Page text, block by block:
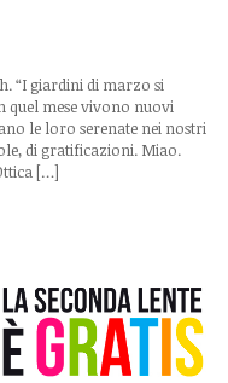
“I giardini di marzo si
quel mese vivono nuovi
le loro serenate nei nostri
di gratificazioni. Miao.
[…]